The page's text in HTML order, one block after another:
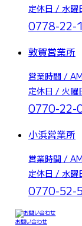
定休日 / 水曜
0778-22-
敦賀営業所
営業時間 /
定休日 / 火曜
0770-22-
小浜営業所
営業時間 /
定休日 / 水曜
0770-52-
お問い合わせ